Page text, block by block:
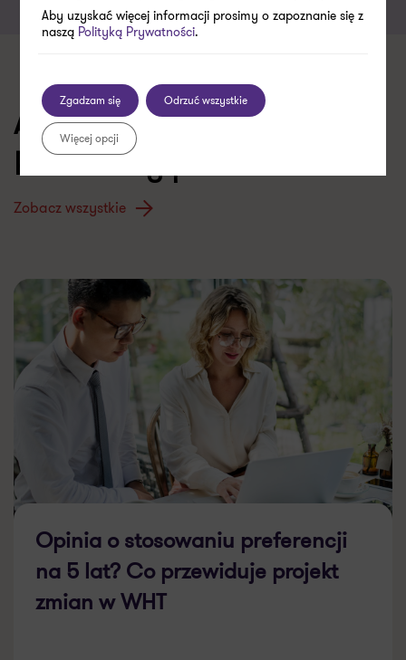
Artykuły z kategorii:
Procedury podatkowe
Zobacz wszystkie
Opinia o stosowaniu preferencji
na 5 lat? Co przewiduje projekt
zmian w WHT
Aby uzyskać więcej informacji prosimy o zapoznanie się z
naszą Polityką Prywatności.
Zgadzam się Odrzuć wszystkie
Więcej opcji